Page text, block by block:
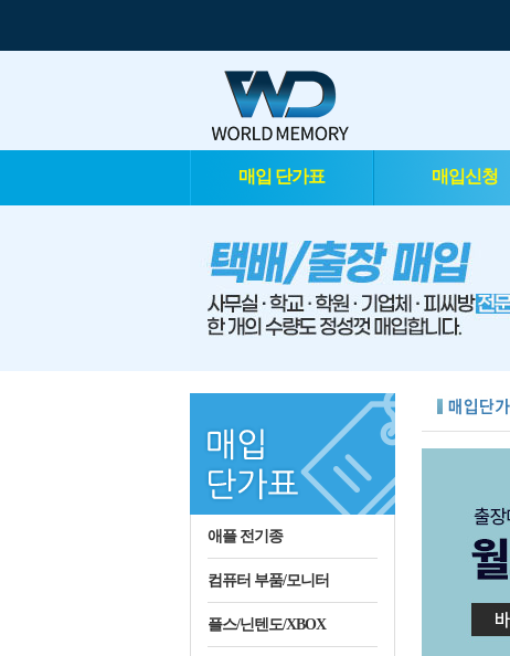
매입 단가표 매입신청
애플 전기종
컴퓨터 부품/모니터
플스/닌텐도/XBOX